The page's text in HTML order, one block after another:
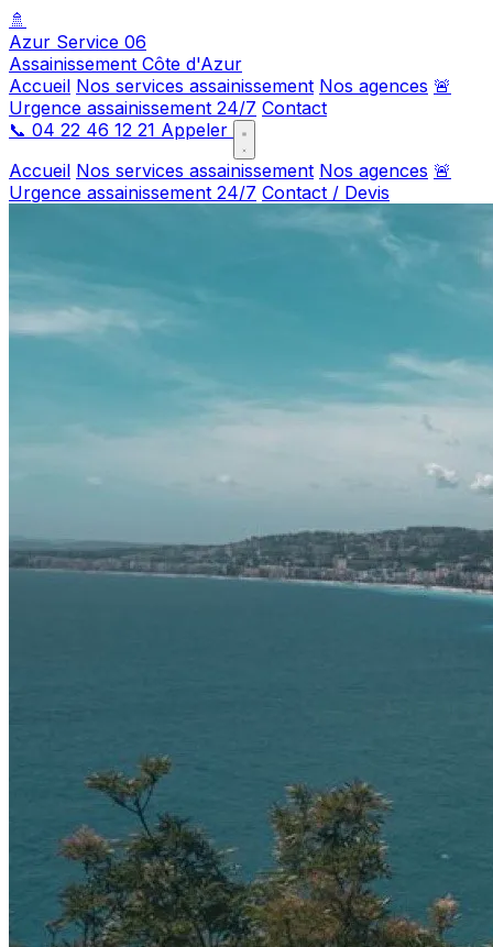
🚿
Azur Service 06
Assainissement Côte d'Azur
Accueil Nos services assainissement Nos agences 🚨
Urgence assainissement 24/7 Contact
📞 04 22 46 12 21 Appeler
Accueil Nos services assainissement Nos agences 🚨
Urgence assainissement 24/7 Contact / Devis